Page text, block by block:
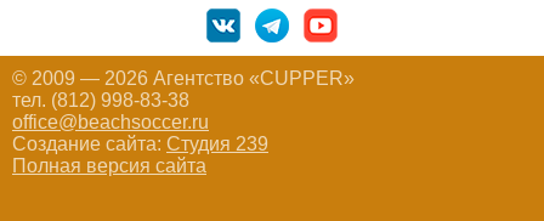
© 2009 — 2026 Агентство «CUPPER»
тел. (812) 998-83-38
office@beachsoccer.ru
Создание сайта: Студия 239
Полная версия сайта